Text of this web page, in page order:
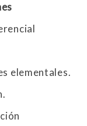
elementales.